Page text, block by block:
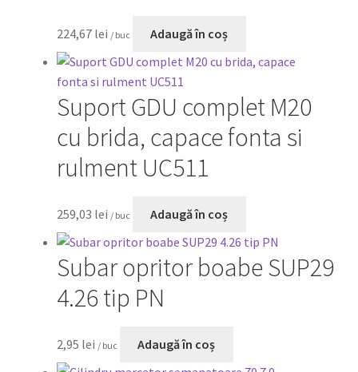
224,67 lei / buc Adaugă în coș
Suport GDU complet M20
cu brida, capace fonta si
rulment UC511
259,03 lei / buc Adaugă în coș
Subar opritor boabe SUP29
4.26 tip PN
2,95 lei / buc Adaugă în coș